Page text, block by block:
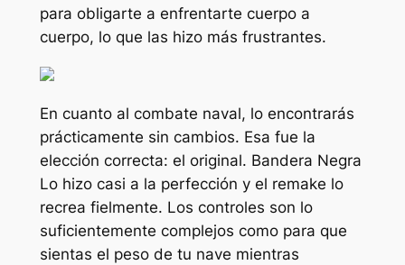
para obligarte a enfrentarte cuerpo a
cuerpo, lo que las hizo más frustrantes.
En cuanto al combate naval, lo encontrarás
prácticamente sin cambios. Esa fue la
elección correcta: el original. Bandera Negra
Lo hizo casi a la perfección y el remake lo
recrea fielmente. Los controles son lo
suficientemente complejos como para que
sientas el peso de tu nave mientras